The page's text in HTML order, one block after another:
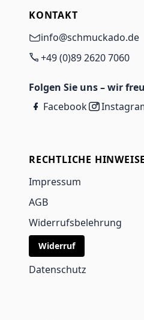
KONTAKT
info@schmuckado.de
+49 (0)89 2620 7060
Folgen Sie uns – wir
Facebook
RECHTLICHE HINWEISE
Impressum
AGB
Widerrufsbelehrung
Widerruf
Datenschutz